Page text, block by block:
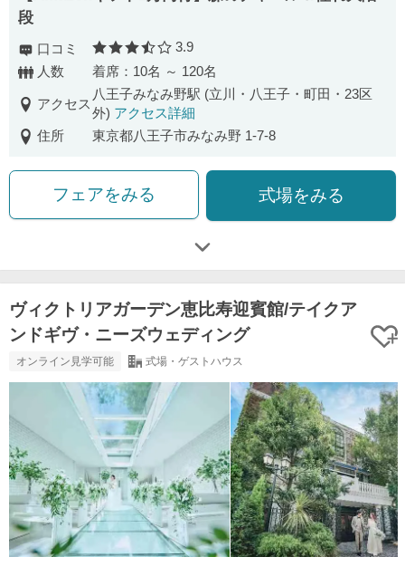
段
口コミ 口コミ評価
3.9
人数
着席：10名 ～ 120名
アクセス
八王子みなみ野駅 (立川・八王子・町田・23区
外) アクセス詳細
住所
東京都八王子市みなみ野 1-7-8
フェアをみる 式場をみる
ヴィクトリアガーデン恵比寿迎賓館/テイクア
ンドギヴ・ニーズウェディング
オンライン見学可能 式場・ゲストハウス